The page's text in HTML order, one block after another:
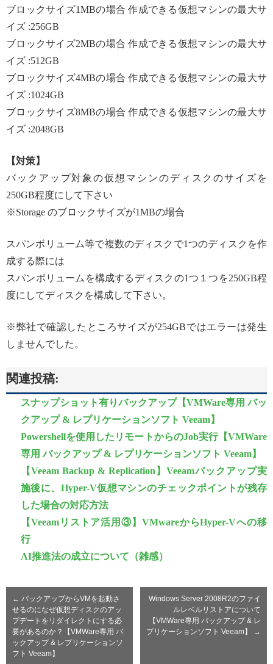
ブロックサイズ1MBの場合 作成できる仮想マシンの最大サ
イズ :256GB
ブロックサイズ2MBの場合 作成できる仮想マシンの最大サ
イズ :512GB
ブロックサイズ4MBの場合 作成できる仮想マシンの最大サ
イズ :1024GB
ブロックサイズ8MBの場合 作成できる仮想マシンの最大サ
イズ :2048GB
【対策】
バックアップ対象の仮想マシンのディスクのサイズを
250GB程度にして下さい
※Storage のブロックサイズが1MBの場合
スパンボリューム等で複数のディスクで1つのディスクを作
成する際には
スパンボリュームを構成するディスクの1つ１つを250GB程
度にしてディスクを構成して下さい。
※弊社で確認したところサイズが254GBではエラーは発生
しませんでした。
関連投稿:
スナップショット有りバックアップ【VMWare専用 バッ
クアップ & レプリケーションソフト Veeam】
Powershellを使用したリモートからのJob実行【VMWare
専用 バックアップ & レプリケーションソフト Veeam】
【Veeam Backup & Replication】Veeamバックアップ実
施後に、Hyper-V仮想マシンのチェックポイントが残存
した場合の対応方法
【Veeamリストア活用③】VMwareからHyper-Vへの移
行
AI推進法の成立について（雑感）
← バックアップからVMを起動さ
せるのになぜ仮想ディスクのアッ
プデートをリダイレクトにする必
要があるのか？【VMWare専用 バ
ックアップ & レプリケーションソ
フト Veeam】
Windows Server 2008R2のファイ
ルレベルリストアについて
【VMWare専用 バックアップ & レ
プリケーションソフト Veeam】
→